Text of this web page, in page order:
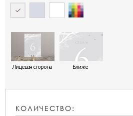
Лицевая сторона Ближе
КОЛИЧЕСТВО: